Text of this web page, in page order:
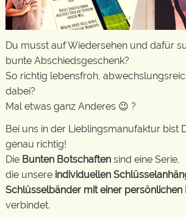
Du musst auf Wiedersehen und dafür
bunte Abschiedsgeschenk?
So richtig lebensfroh,
dabei?
Mal etwas ganz Anderes 😉 ?
Bei uns in der Lieblingsmanufaktur bist
genau richtig!
Die Bunten Botschaften sind eine Serie,
die unsere individuellen
Schlüsselbänder mit einer persönlichen
verbindet.